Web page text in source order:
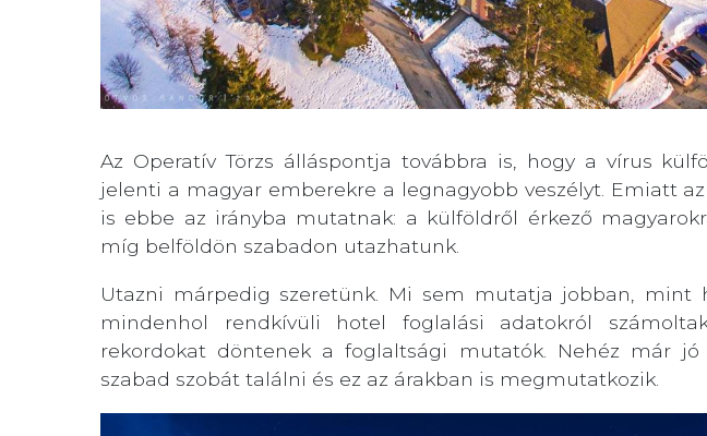
Az Operatív Törzs álláspontja továbbra is, hogy a vírus
jelenti a magyar emberekre a legnagyobb veszélyt. Emiatt
is ebbe az irányba mutatnak: a külföldről érkező
míg belföldön szabadon utazhatunk.
Utazni márpedig szeretünk. Mi sem mutatja jobban, mint
mindenhol rendkívüli hotel foglalási adatokról
rekordokat döntenek a foglaltsági mutatók. Nehéz már jó
szabad szobát találni és ez az árakban is megmutatkozik.